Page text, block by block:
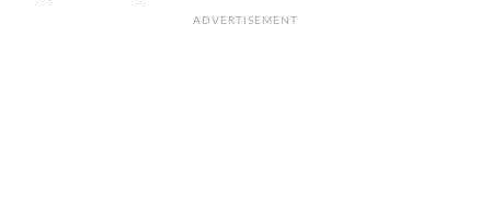
ADVERTISEMENT